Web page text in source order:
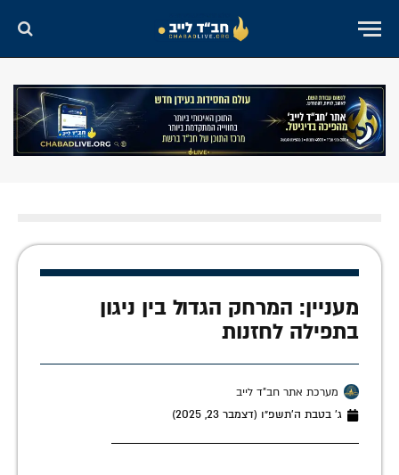
מעניין: המרחק הגדול בין ניגון
בתפילה לחזנות
מערכת אתר חב"ד לייב
ג׳ בטבת ה׳תשפ״ו (דצמבר 23, 2025)